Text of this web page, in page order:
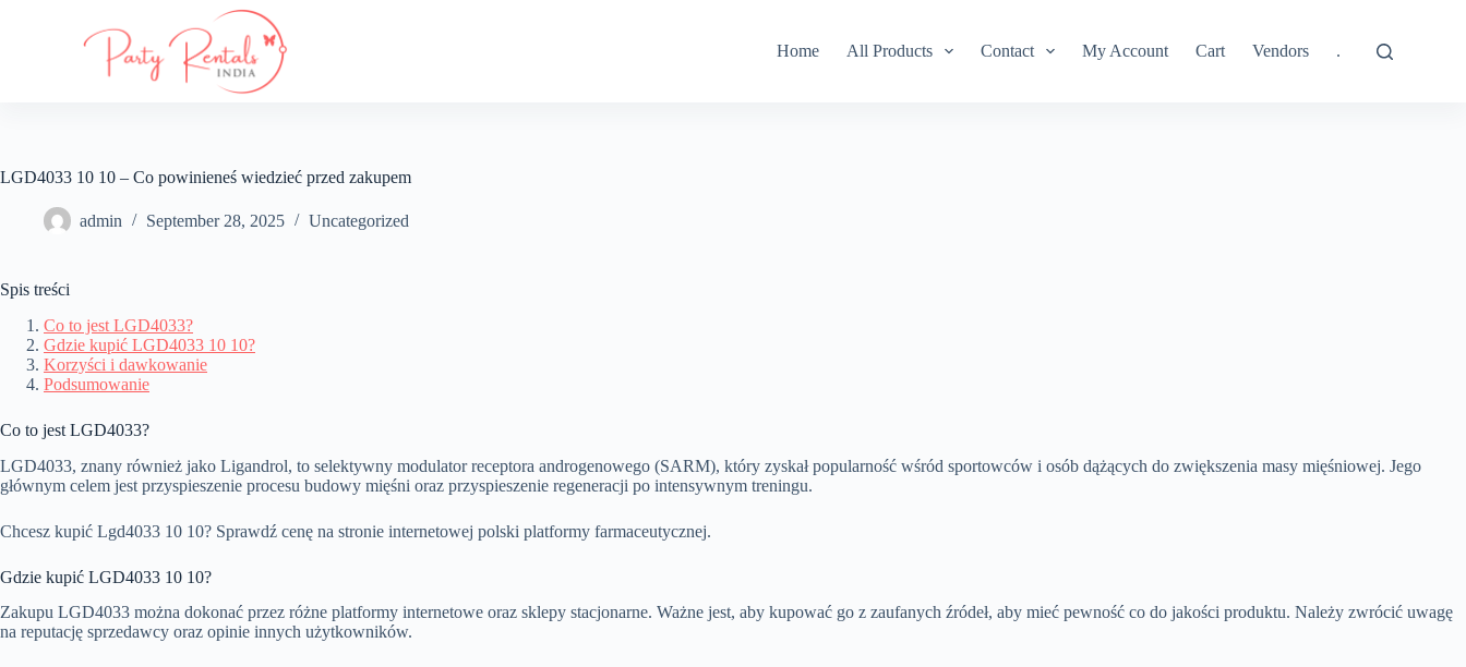
n
Home All Products Contact My Account Cart Vendors .
LGD4033 10 10 – Co powinieneś wiedzieć przed zakupem
admin September 28, 2025 Uncategorized
Spis treści
Co to jest LGD4033?
Gdzie kupić LGD4033 10 10?
Korzyści i dawkowanie
Podsumowanie
Co to jest LGD4033?
LGD4033, znany również jako Ligandrol, to selektywny modulator receptora androgenowego (SARM), który zyskał popularność wśród sportowców i osób dążących do zwiększenia masy mięśniowej. Jego
głównym celem jest przyspieszenie procesu budowy mięśni oraz przyspieszenie regeneracji po intensywnym treningu.
Chcesz kupić Lgd4033 10 10? Sprawdź cenę na stronie internetowej polski platformy farmaceutycznej.
Gdzie kupić LGD4033 10 10?
Zakupu LGD4033 można dokonać przez różne platformy internetowe oraz sklepy stacjonarne. Ważne jest, aby kupować go z zaufanych źródeł, aby mieć pewność co do jakości produktu. Należy zwrócić uwagę
na reputację sprzedawcy oraz opinie innych użytkowników.